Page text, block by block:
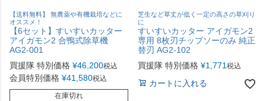
【送料無料】 無農薬や有機栽培などに
オススメ！
【6セット】すいすいカッター
アイガモン2 合鴨式除草機
AG2-001
買援隊 特別価格 ¥46,200税込
会員特別価格 ¥41,580税込
在庫切れ
芝生など草丈が低く一定の高さの草刈り
に
すいすいカッター アイガモン2
専用 8枚刃チップソーのみ 純正
替刃 AG2-102
買援隊 特別価格 ¥1,771税込
カートに入れる